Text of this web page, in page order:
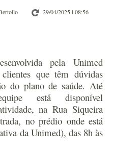
29/04/2025 l 08:56
pela Unimed
que têm dúvidas
do plano de saúde. Até
está disponível
na Rua Siqueira
no prédio onde está
da Unimed), das 8h às